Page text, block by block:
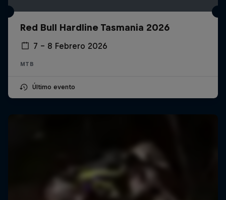
Red Bull Hardline Tasmania 2026
7 – 8 Febrero 2026
MTB
Último evento